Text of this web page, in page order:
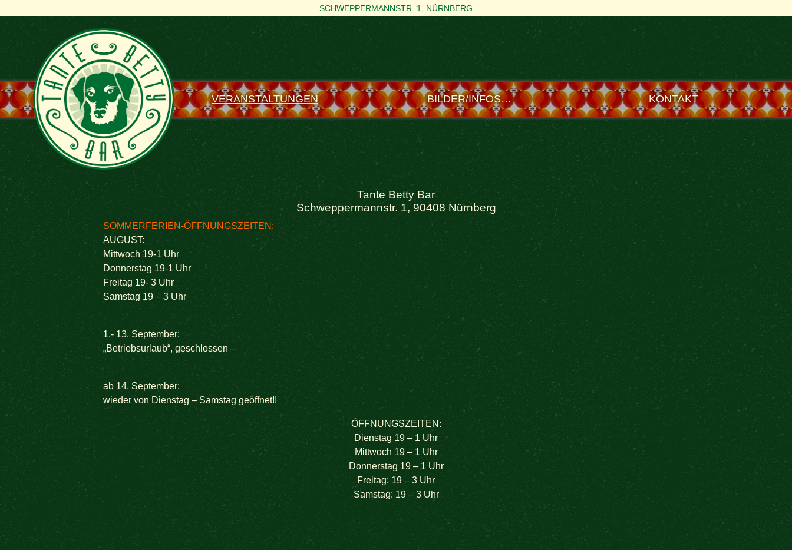
SCHWEPPERMANNSTR. 1, NÜRNBERG
VERANSTALTUNGEN BILDER/INFOS… KONTAKT
Tante Betty Bar
Schweppermannstr. 1, 90408 Nürnberg
SOMMERFERIEN-ÖFFNUNGSZEITEN:
AUGUST:
Mittwoch 19-1 Uhr
Donnerstag 19-1 Uhr
Freitag 19- 3 Uhr
Samstag 19 – 3 Uhr
1.- 13. September:
„Betriebsurlaub“, geschlossen –
ab 14. September:
wieder von Dienstag – Samstag geöffnet!!
ÖFFNUNGSZEITEN:
Dienstag 19 – 1 Uhr
Mittwoch 19 – 1 Uhr
Donnerstag 19 – 1 Uhr
Freitag: 19 – 3 Uhr
Samstag: 19 – 3 Uhr